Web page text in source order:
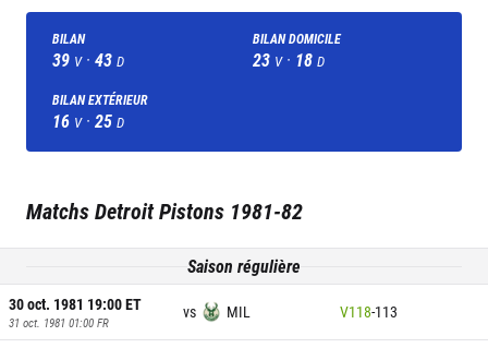
BILAN
39 V · 43 D
BILAN DOMICILE
23 V · 18 D
BILAN EXTÉRIEUR
16 V · 25 D
MatchsDetroit Pistons 1981-82
Saison régulière
30 oct. 1981 19:00ET
31 oct. 1981 01:00 FR
vs MIL V118-113